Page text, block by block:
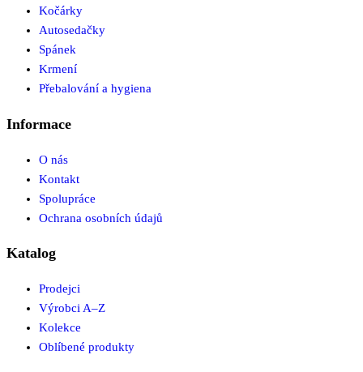
Kočárky
Autosedačky
Spánek
Krmení
Přebalování a hygiena
Informace
O nás
Kontakt
Spolupráce
Ochrana osobních údajů
Katalog
Prodejci
Výrobci A–Z
Kolekce
Oblíbené produkty